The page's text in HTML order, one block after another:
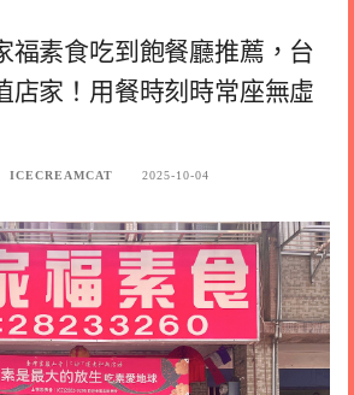
福素食吃到飽餐廳推薦，台
店家！用餐時刻時常座無虛
ICECREAMCAT 2025-10-04